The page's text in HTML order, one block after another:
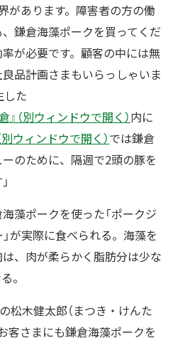
があります。障害者の方の働
鎌倉海藻ポークを買ってくだ
が必要です。顧客の中には無
品計画さまもいらっしゃいま
した
（別ウィンドウで開く）内に
ウィンドウで開く）では鎌倉
のために、隔週で2頭の豚を
藻ポークを使った「ポークジ
」が実際に食べられる。海藻を
、肉が柔らかく脂肪分は少な
。
松木健太郎（まつき・けんた
客さまにも鎌倉海藻ポークを